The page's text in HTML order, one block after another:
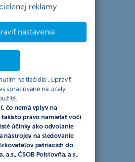
reklamy
nastavenia
na tlačidlo „Upraviť
spracúvané na účely
čo nemá vplyv na
právo namietať voči
účinky ako odvolanie
nástrojov na sledovanie
patriacich do
ČSOB Poisťovňa, a.s.,
investovania
dlhodobé finančné ciele